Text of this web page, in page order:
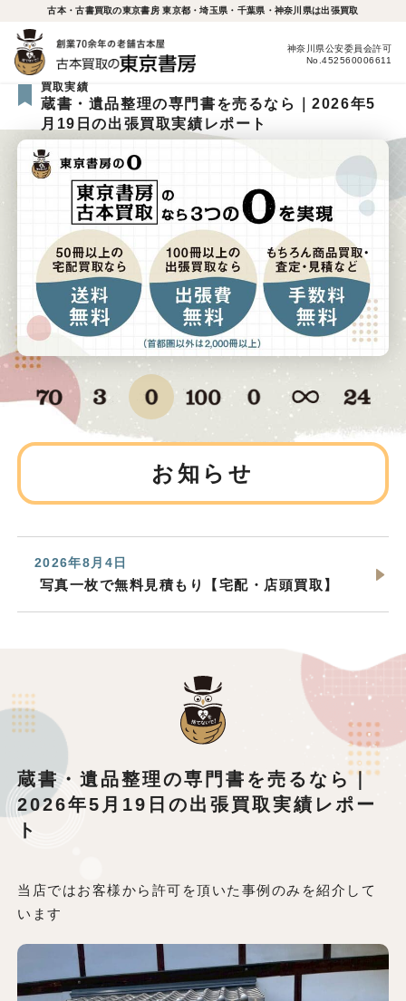
古本・古書買取の東京書房 東京都・埼玉県・千葉県・神奈川県は出張買取
神奈川県公安委員会許可
No.452560006611
買取実績
蔵書・遺品整理の専門書を売るなら｜2026年5
月19日の出張買取実績レポート
お知らせ
2026年8月4日
写真一枚で無料見積もり【宅配・店頭買取】
蔵書・遺品整理の専門書を売るなら｜
2026年5月19日の出張買取実績レポー
ト
当店ではお客様から許可を頂いた事例のみを紹介して
います